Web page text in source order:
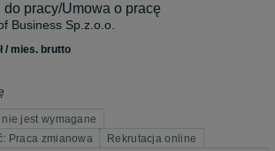
pracy/Umowa o pracę
Business Sp.z.o.o.
/ mies. brutto
jest wymagane
Praca zmianowa
Rekrutacja online